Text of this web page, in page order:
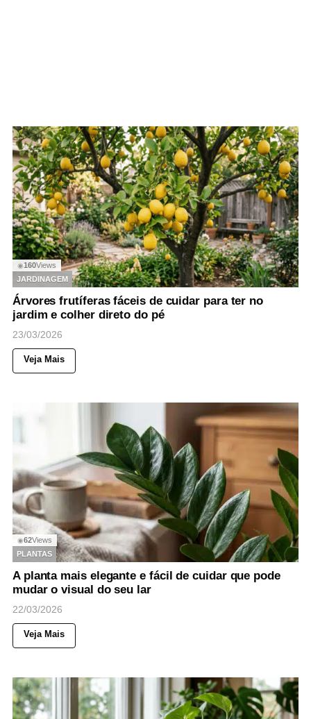
◉160Views
JARDINAGEM
Árvores frutíferas fáceis de cuidar para ter no
jardim e colher direto do pé
23/03/2026
Veja Mais
◉62Views
PLANTAS
A planta mais elegante e fácil de cuidar que pode
mudar o visual do seu lar
22/03/2026
Veja Mais